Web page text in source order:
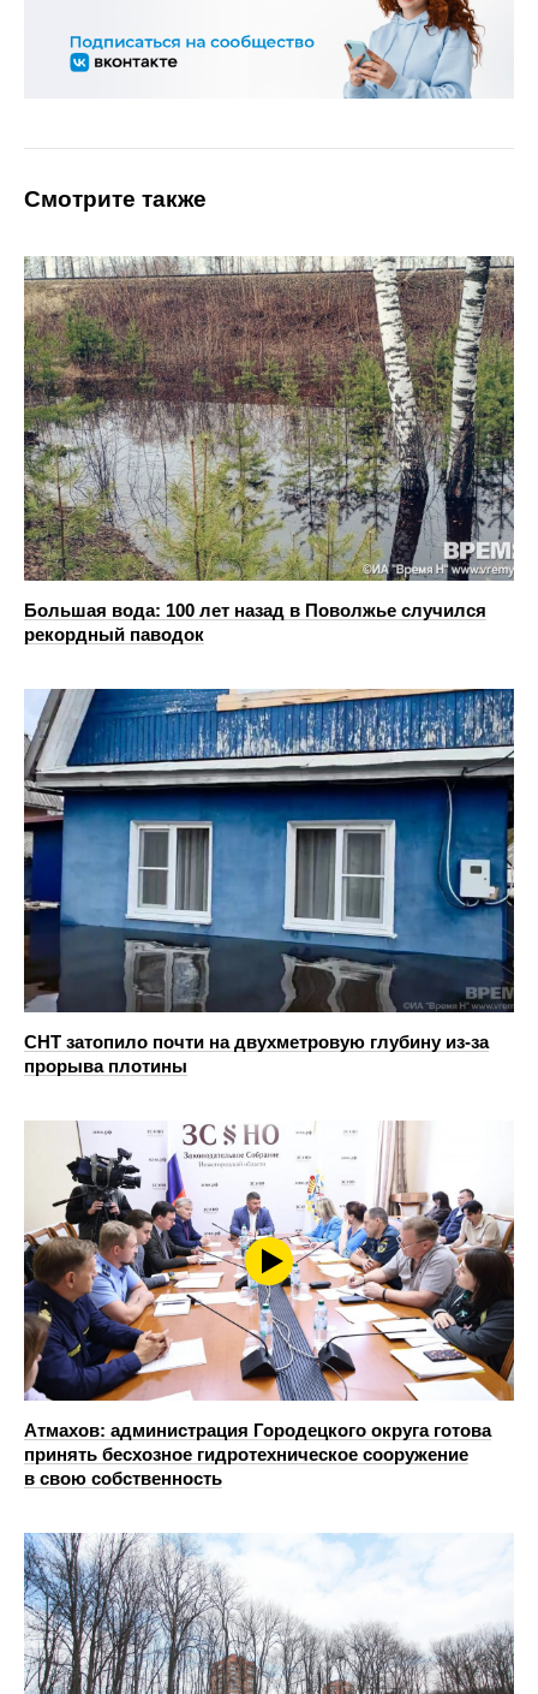
Смотрите также
Большая вода: 100 лет назад в Поволжье случился
рекордный паводок
СНТ затопило почти на двухметровую глубину из-за
прорыва плотины
Атмахов: администрация Городецкого округа готова
принять бесхозное гидротехническое сооружение
в свою собственность